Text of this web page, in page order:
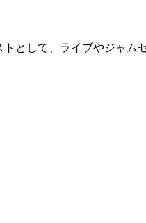
トとして、ライブやジャム